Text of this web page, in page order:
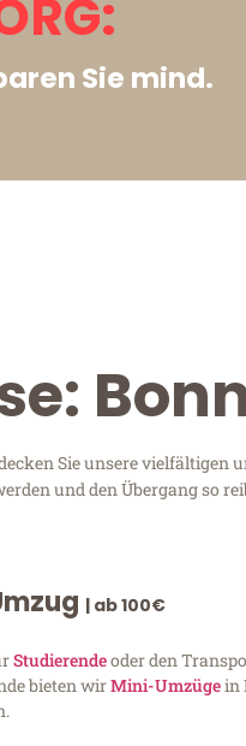
Sie mind.
Sie unsere
und den Übergang so
| ab 100€
Studierendeoder den
bieten wirMini-Umzügein